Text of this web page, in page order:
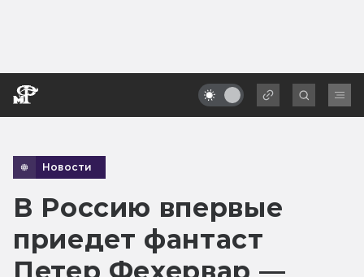
Новости
В Россию впервые
приедет фантаст
Петер Фехервар —